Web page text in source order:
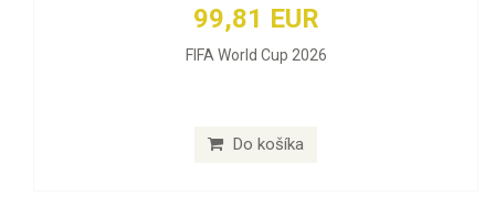
99,81 EUR
FIFA World Cup 2026
Do košíka